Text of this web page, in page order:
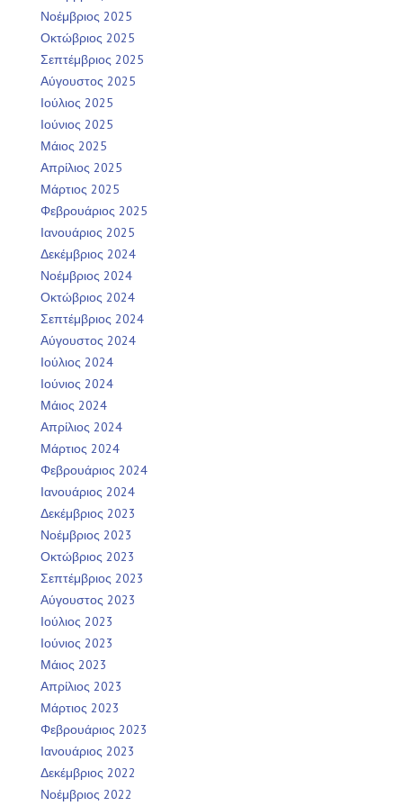
Νοέμβριος 2025
Οκτώβριος 2025
Σεπτέμβριος 2025
Αύγουστος 2025
Ιούλιος 2025
Ιούνιος 2025
Μάιος 2025
Απρίλιος 2025
Μάρτιος 2025
Φεβρουάριος 2025
Ιανουάριος 2025
Δεκέμβριος 2024
Νοέμβριος 2024
Οκτώβριος 2024
Σεπτέμβριος 2024
Αύγουστος 2024
Ιούλιος 2024
Ιούνιος 2024
Μάιος 2024
Απρίλιος 2024
Μάρτιος 2024
Φεβρουάριος 2024
Ιανουάριος 2024
Δεκέμβριος 2023
Νοέμβριος 2023
Οκτώβριος 2023
Σεπτέμβριος 2023
Αύγουστος 2023
Ιούλιος 2023
Ιούνιος 2023
Μάιος 2023
Απρίλιος 2023
Μάρτιος 2023
Φεβρουάριος 2023
Ιανουάριος 2023
Δεκέμβριος 2022
Νοέμβριος 2022